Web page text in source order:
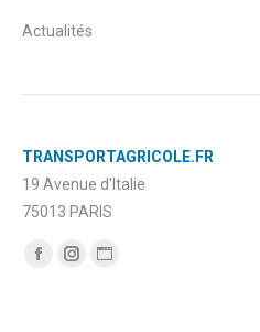
Actualités
TRANSPORTAGRICOLE.FR
19 Avenue d'Italie
75013 PARIS
Trouvez nous sur :
FacebookInstagram